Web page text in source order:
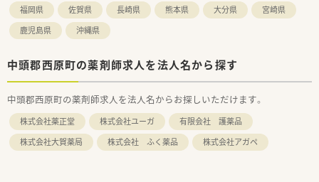
福岡県 佐賀県 長崎県 熊本県 大分県
宮崎県
鹿児島県
沖縄県
中頭郡西原町の薬剤師求人を法人名から探す
中頭郡西原町の薬剤師求人を法人名からお探しいただけます。
株式会社薬正堂 株式会社ユーガ
有限会社 護薬品
株式会社大賀薬局
株式会社 ふく薬品 株式会社アガペ